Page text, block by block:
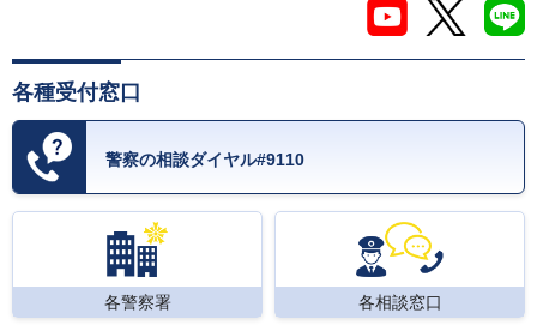
各種受付窓口
警察の相談ダイヤル#9110
各警察署 各相談窓口